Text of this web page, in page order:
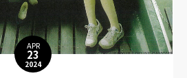
APR
23
2024